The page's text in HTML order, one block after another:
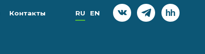
Контакты RU EN